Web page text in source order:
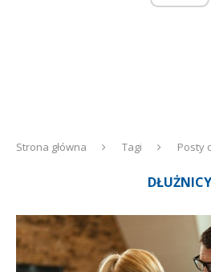
Strona główna Tagi Posty
DŁUŻNICY